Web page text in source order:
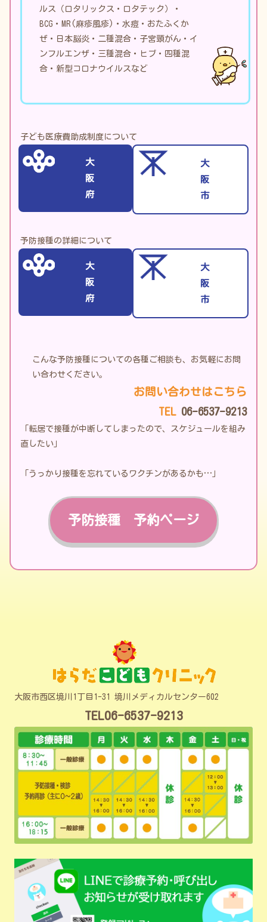
ルス（ロタリックス・ロタテック）・
BCG・MR(麻疹風疹)・水痘・おたふくか
ぜ・日本脳炎・二種混合・子宮頸がん・イ
ンフルエンザ・三種混合・ヒブ・四種混
合・新型コロナウイルスなど
子ども医療費助成制度について
大
阪
府
大
阪
市
予防接種の詳細について
大
阪
府
大
阪
市
こんな予防接種についての各種ご相談も、お気軽にお問
い合わせください。
お問い合わせはこちら
TEL 06-6537-9213
「転居で接種が中断してしまったので、スケジュールを組み
直したい」
「うっかり接種を忘れているワクチンがあるかも…」
予防接種 予約ページ
大阪市西区境川1丁目1-31 境川メディカルセンター602
TEL06-6537-9213